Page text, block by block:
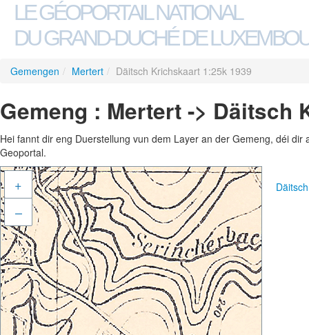
LE GÉOPORTAIL NATIONAL
DU GRAND-DUCHÉ DE
Gemengen / Mertert / Däitsch Krichskaart 1:25k 1939
Gemeng : Mertert -> Däitsch
Hei fannt dir eng Duerstellung vun dem Layer an der Gemeng, déi
Geoportal.
+
–